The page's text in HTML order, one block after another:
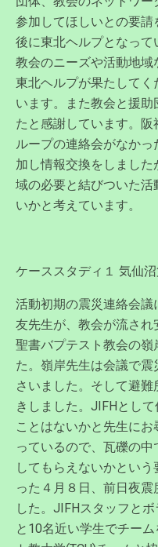
参加してほしいとの要
後に東北ヘルプとなっ
教会のニーズや活動地
東北ヘルプが果たして
います。また教会と援
たと感謝しています。
ループの連絡会がなかっ
加し情報交換をしまし
域の必要と結びついた
いかと考えています。
ケーススタディ１ 気仙
活動初期の震災連絡会
友先生が、教会が流さ
聖書バプテスト教会の
た。嶺岸先生は会議で
さいました。そして避
きしました。JIFHとし
ことはないかと先生に
っているので、瓦礫の
してもらえないかとい
った４月８日、前日夜
した。JIFHスタッフと
と10名近い学生でチー